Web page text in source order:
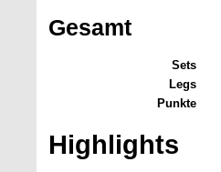
Gesamt
Sets
Legs
Punkte
Highlights